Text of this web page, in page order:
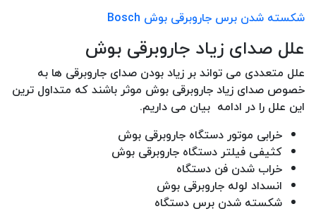
شکسته شدن برس جاروبرقی بوش Bosch
علل صدای زیاد جاروبرقی بوش
علل متعددی می تواند بر زیاد بودن صدای جاروبرقی ها به
خصوص صدای زیاد جاروبرقی بوش موثر باشند که متداول ترین
این علل را در ادامه بیان می داریم.
خرابی موتور دستگاه جاروبرقی بوش
کثیفی فیلتر دستگاه جاروبرقی بوش
خراب شدن فن دستگاه
انسداد لوله جاروبرقی بوش
شکسته شدن برس دستگاه